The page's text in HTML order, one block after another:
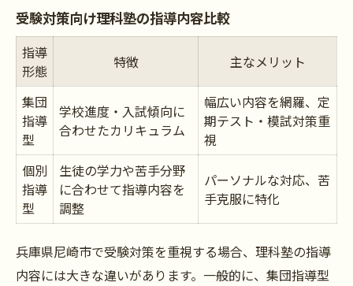
受験対策向け理科塾の指導内容比較
指導
形態
特徴 主なメリット
集団
指導
型
学校進度・入試傾向に
合わせたカリキュラム
幅広い内容を網羅、定
期テスト・模試対策重
視
個別
指導
型
生徒の学力や苦手分野
に合わせて指導内容を
調整
パーソナルな対応、苦
手克服に特化
兵庫県尼崎市で受験対策を重視する場合、理科塾の指導
内容には大きな違いがあります。一般的に、集団指導型